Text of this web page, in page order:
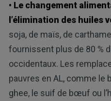
• Le changement
l’élimination des huiles
soja, de maïs, de
fournissent plus de 80 %
occidentaux. Les
pauvres en AL, comme le
ghee, le suif de bœuf ou